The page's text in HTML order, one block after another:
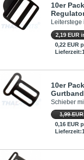
10er
Leiterstege
2,19 EUR
0,22 EUR
10er
Gurtband
Schieber
1,99 EUR
0,16 EUR